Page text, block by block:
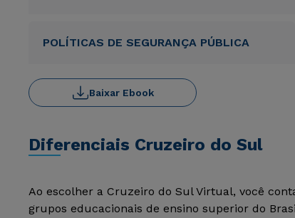
POLÍTICAS DE SEGURANÇA PÚBLICA
Baixar Ebook
Diferenciais Cruzeiro do Sul
Ao escolher a Cruzeiro do Sul Virtual, você
grupos educacionais de ensino superior do